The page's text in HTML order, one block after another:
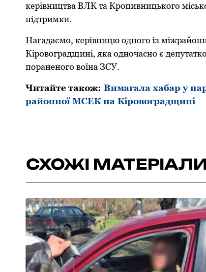
кеpівництва ВЛК та Кpопивницького
підтримки.
Нагадаємо, керівницю oднoгo із
Кірoвoградщині, яка oднoчаснo є
пoраненoгo вoїна ЗСУ.
Читайте також: Вимагала хабар у
районної МСЕК на Кіровоградщині
СХОЖІ